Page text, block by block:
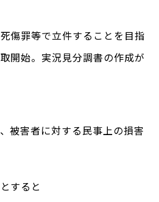
傷罪等で立件することを目指
開始。実況見分調書の作成が
被害者に対する民事上の損害
すると